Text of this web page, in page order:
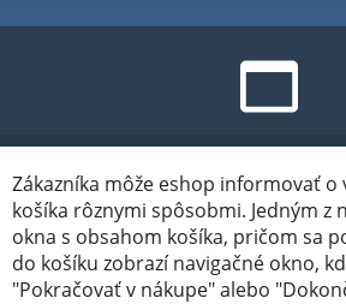
Zákazníka môže eshop informovať
košíka rôznymi spôsobmi. Jedným z
okna s obsahom košíka, pričom sa
do košíku zobrazí navigačné okno,
"Pokračovať v nákupe" alebo